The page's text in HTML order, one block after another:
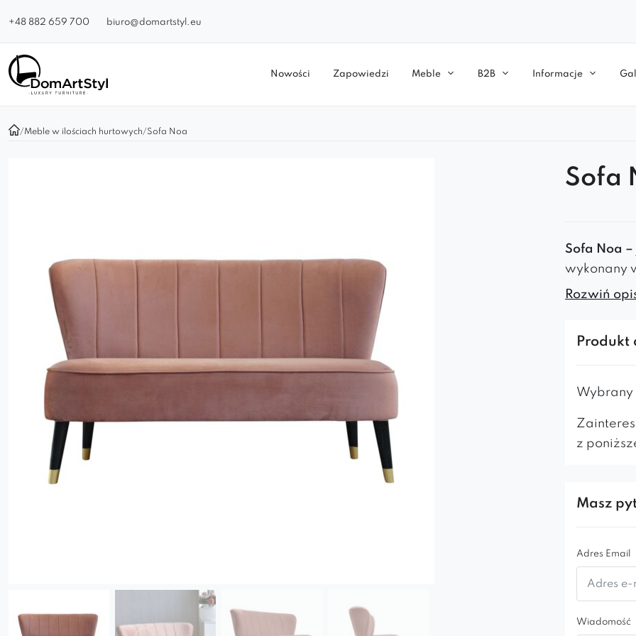
+48 882 659 700 biuro@domartstyl.eu
Nowości Zapowiedzi Meble B2B Informacje
/Meble w ilościach hurtowych/Sofa Noa
Sofa
Sofa Noa –
wykonany
kawiarni,
Całość
atrakcją
złote
Mebel
Rozwiń
Produkt
Wybrany
z
Masz
Adres Email
Wiadomość